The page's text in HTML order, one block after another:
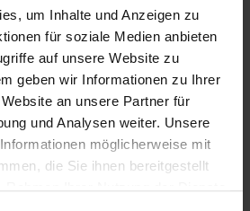
um Inhalte und Anzeigen zu
für soziale Medien anbieten
auf unsere Website zu
geben wir Informationen zu Ihrer
an unsere Partner für
und Analysen weiter. Unsere
möglicherweise mit
die Sie ihnen bereitgestellt
Rahmen Ihrer Nutzung der Dienste